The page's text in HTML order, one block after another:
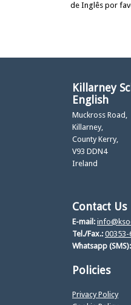
de Inglês por
Killarney
English
Muckross Road,
Killarney,
County Kerry,
V93 DDN4
Ireland
Contact Us
E-mail:
Tel./Fax.: 00353-
Whatsapp (SMS):
Policies
Privacy Policy